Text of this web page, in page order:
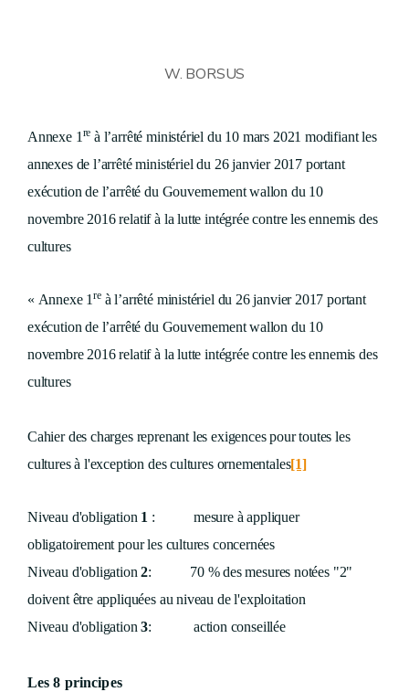
W. BORSUS
Annexe 1 re à l’arrêté ministériel du 10 mars 2021 modifiant les
annexes de l’arrêté ministériel du 26 janvier 2017 portant
exécution de l’arrêté du Gouvernement wallon du 10
novembre 2016 relatif à la lutte intégrée contre les ennemis des
cultures
« Annexe 1reà l’arrêté ministériel du 26 janvier 2017 portant
exécution de l’arrêté du Gouvernement wallon du 10
novembre 2016 relatif à la lutte intégrée contre les ennemis des
cultures
Cahier des charges reprenant les exigences pour toutes les
cultures à l'exception des cultures ornementales[1]
Niveau d'obligation 1 : mesure à appliquer
obligatoirement pour les cultures concernées
Niveau d'obligation 2: 70 % des mesures notées "2"
doivent être appliquées au niveau de l'exploitation
Niveau d'obligation3: action conseillée
Les 8 principes